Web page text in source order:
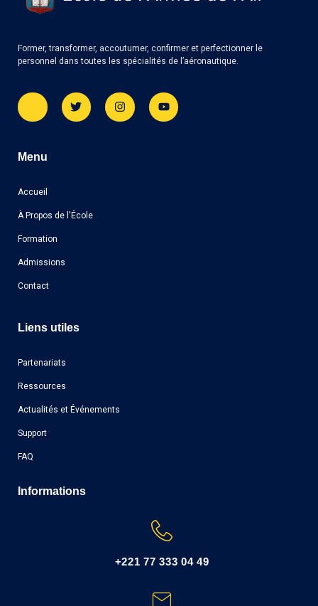
Former, transformer, accoutumer, confirmer et perfectionner le
personnel dans toutes les spécialités de l’aéronautique.
Menu
Accueil
À Propos de l'École
Formation
Admissions
Contact
Liens utiles
Partenariats
Ressources
Actualités et Événements
Support
FAQ
Informations
+221 77 333 04 49